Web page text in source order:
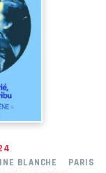
BLANCHE
PARIS